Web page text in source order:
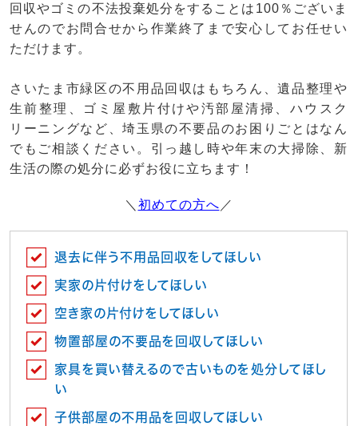
回収やゴミの不法投棄処分をすることは100％ございま
せんのでお問合せから作業終了まで安心してお任せい
ただけます。
さいたま市緑区の不用品回収はもちろん、遺品整理や
生前整理、ゴミ屋敷片付けや汚部屋清掃、ハウスク
リーニングなど、埼玉県の不要品のお困りごとはなん
でもご相談ください。引っ越し時や年末の大掃除、新
生活の際の処分に必ずお役に立ちます！
＼ 初めての方へ ／
退去に伴う不用品回収をしてほしい
実家の片付けをしてほしい
空き家の片付けをしてほしい
物置部屋の不要品を回収してほしい
家具を買い替えるので古いものを処分してほし
い
子供部屋の不用品を回収してほしい